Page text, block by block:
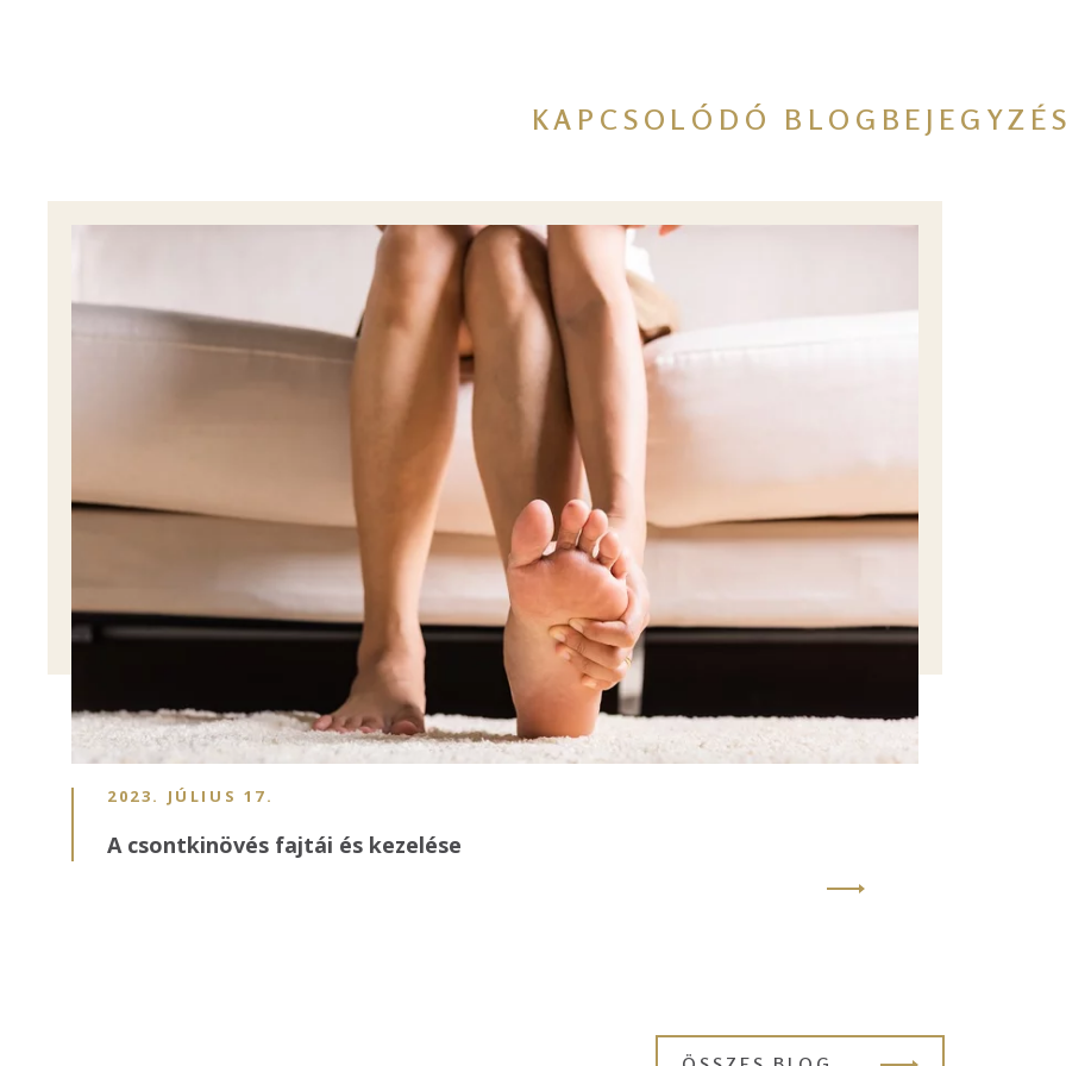
KAPCSOLÓDÓ
2023. JÚLIUS 17.
A csontkinövés fajtái és kezelése